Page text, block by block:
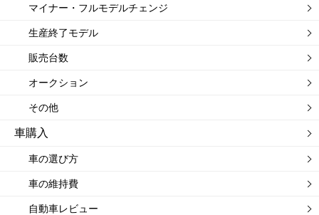
マイナー・フルモデルチェンジ
生産終了モデル
販売台数
オークション
その他
車購入
車の選び方
車の維持費
自動車レビュー